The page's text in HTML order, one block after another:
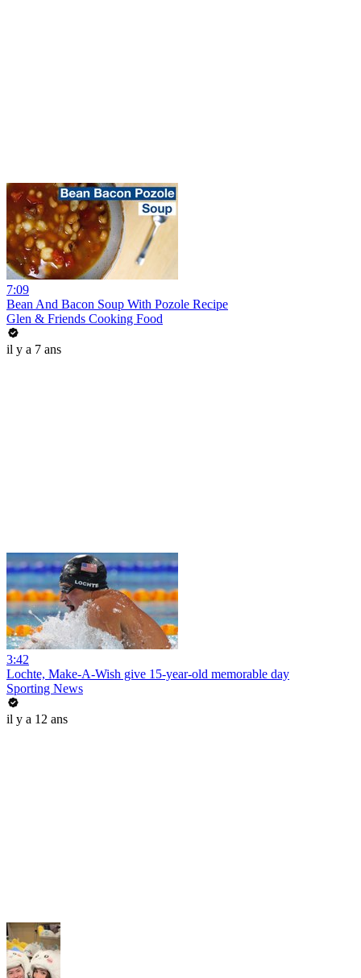
7:09
Bean And Bacon Soup With Pozole Recipe
Glen & Friends Cooking Food
il y a 7 ans
3:42
Lochte, Make-A-Wish give 15-year-old memorable day
Sporting News
il y a 12 ans